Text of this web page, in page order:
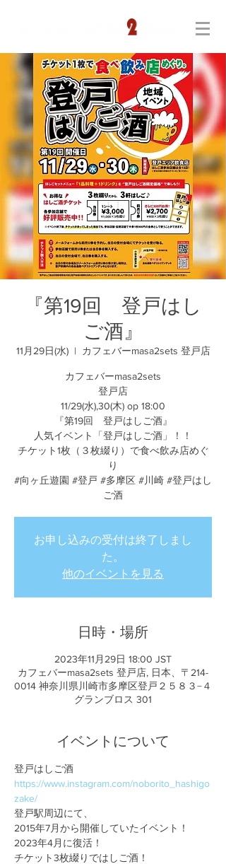
『第19回 登戸はし
ご酒』
11月29日(水)
  |
カフェバーmasa2sets 登戸店
カフェバーmasa2sets
登戸店
11/29(水),30(木) op 18:00
『第19回 登戸はしご酒』
人気イベント「登戸はしご酒」！！
チケット1枚（３枚綴り）で食べ飲み店めぐ
り
#向ヶ丘遊園 #登戸 #多摩区 #川崎 #登戸はし
ご酒
お申し込みの受付は終了しまし
た。
他のイベントを見る
日時・場所
2023年11月29日 18:00 JST
カフェバーmasa2sets 登戸店, 日本、〒214-
0014 神奈川県川崎市多摩区登戸２５８３−４
グランブロス 301
イベントについて
登戸はしご酒
https://www.instagram.com/noborito_hashigo
zake/
登戸駅周辺にて、
2015年7月から開催していたイベント！
2023年4月に復活！
チケット3枚綴りではしご酒！